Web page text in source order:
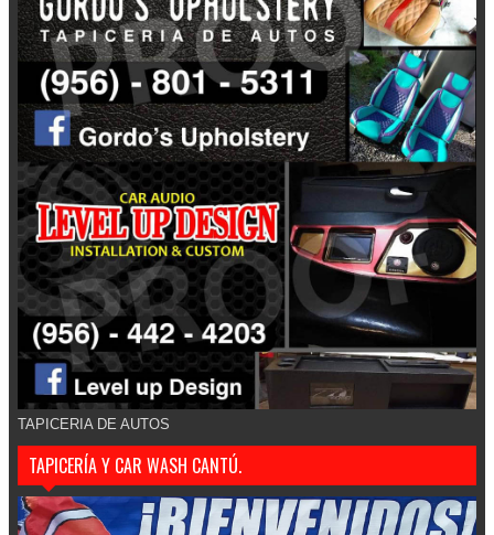
TAPICERIA DE AUTOS
TAPICERÍA Y CAR WASH CANTÚ.